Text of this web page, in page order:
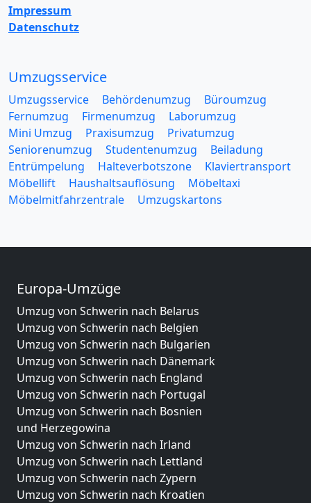
Impressum
Datenschutz
Umzugsservice
Umzugsservice Behördenumzug
Büroumzug
Fernumzug
Firmenumzug
Laborumzug
Mini Umzug
Praxisumzug
Privatumzug
Seniorenumzug
Studentenumzug
Beiladung
Entrümpelung
Halteverbotszone
Klaviertransport
Möbellift
Haushaltsauflösung
Möbeltaxi
Möbelmitfahrzentrale
Umzugskartons
Europa-Umzüge
Umzug von Schwerin nach Belarus
Umzug von Schwerin nach Belgien
Umzug von Schwerin nach Bulgarien
Umzug von Schwerin nach Dänemark
Umzug von Schwerin nach England
Umzug von Schwerin nach Portugal
Umzug von Schwerin nach Bosnien
und Herzegowina
Umzug von Schwerin nach Irland
Umzug von Schwerin nach Lettland
Umzug von Schwerin nach Zypern
Umzug von Schwerin nach Kroatien